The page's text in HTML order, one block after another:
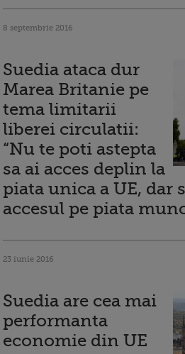
8 septembrie 2016
Suedia ataca dur
Marea Britanie pe
tema limitarii
liberei circulatii:
“Nu te poti astepta
sa ai acces deplin la
piata unica a UE, dar
accesul pe piata
23 iunie 2016
Suedia are cea mai
performanta
economie din UE